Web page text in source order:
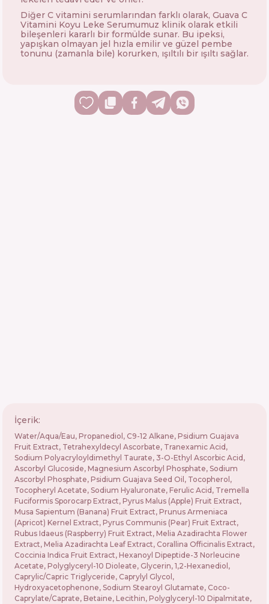
Diğer C vitamini serumlarından farklı olarak, Guava C
Vitamini Koyu Leke Serumumuz klinik olarak etkili
bileşenleri kararlı bir formülde sunar. Bu ipeksi,
yapışkan olmayan jel hızla emilir ve güzel pembe
tonunu (zamanla bile) korurken, ışıltılı bir ışıltı sağlar.
İçerik:
Water/Aqua/Eau, Propanediol, C9-12 Alkane, Psidium Guajava
Fruit Extract, Tetrahexyldecyl Ascorbate, Tranexamic Acid,
Sodium Polyacryloyldimethyl Taurate, 3-O-Ethyl Ascorbic Acid,
Ascorbyl Glucoside, Magnesium Ascorbyl Phosphate, Sodium
Ascorbyl Phosphate, Psidium Guajava Seed Oil, Tocopherol,
Tocopheryl Acetate, Sodium Hyaluronate, Ferulic Acid, Tremella
Fuciformis Sporocarp Extract, Pyrus Malus (Apple) Fruit Extract,
Musa Sapientum (Banana) Fruit Extract, Prunus Armeniaca
(Apricot) Kernel Extract, Pyrus Communis (Pear) Fruit Extract,
Rubus Idaeus (Raspberry) Fruit Extract, Melia Azadirachta Flower
Extract, Melia Azadirachta Leaf Extract, Corallina Officinalis Extract,
Coccinia Indica Fruit Extract, Hexanoyl Dipeptide-3 Norleucine
Acetate, Polyglyceryl-10 Dioleate, Glycerin, 1,2-Hexanediol,
Caprylic/Capric Triglyceride, Caprylyl Glycol,
Hydroxyacetophenone, Sodium Stearoyl Glutamate, Coco-
Caprylate/Caprate, Betaine, Lecithin, Polyglyceryl-10 Dipalmitate,